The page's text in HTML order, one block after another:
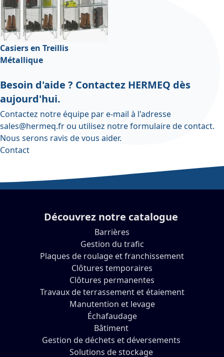
Casiers en Treillis
Métallique
Besoin d'aide ? Contactez HERMEQ dès
aujourd'hui.
Contactez notre équipe par e-mail à l'adresse
sales@hermeq.frou utilisez notreformulaire de contact.
Nous serons ravis de vous aider.
Contact
Découvrez notre catalogue
Barrières
Gestion du trafic
Plaques de roulage et franchissement
Clôtures temporaires
Clôtures permanentes
Travaux de terrassement et étaiement
Manutention et levage
Échafaudage
Bâtiment
Gestion de déchets et déversements
Solutions de stockage